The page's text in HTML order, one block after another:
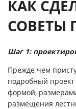
КАК
СОВЕТЫ
Шаг 1:
Прежде чем
подробный
формой,
размещения